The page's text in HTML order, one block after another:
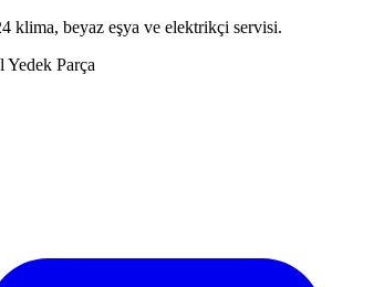
klima, beyaz eşya ve elektrikçi servisi.
Yedek Parça